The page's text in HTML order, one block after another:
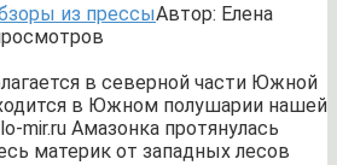
из прессыАвтор: Елена
в северной части Южной
в Южном полушарии нашей
mir.ru Амазонка протянулась
материк от западных лесов